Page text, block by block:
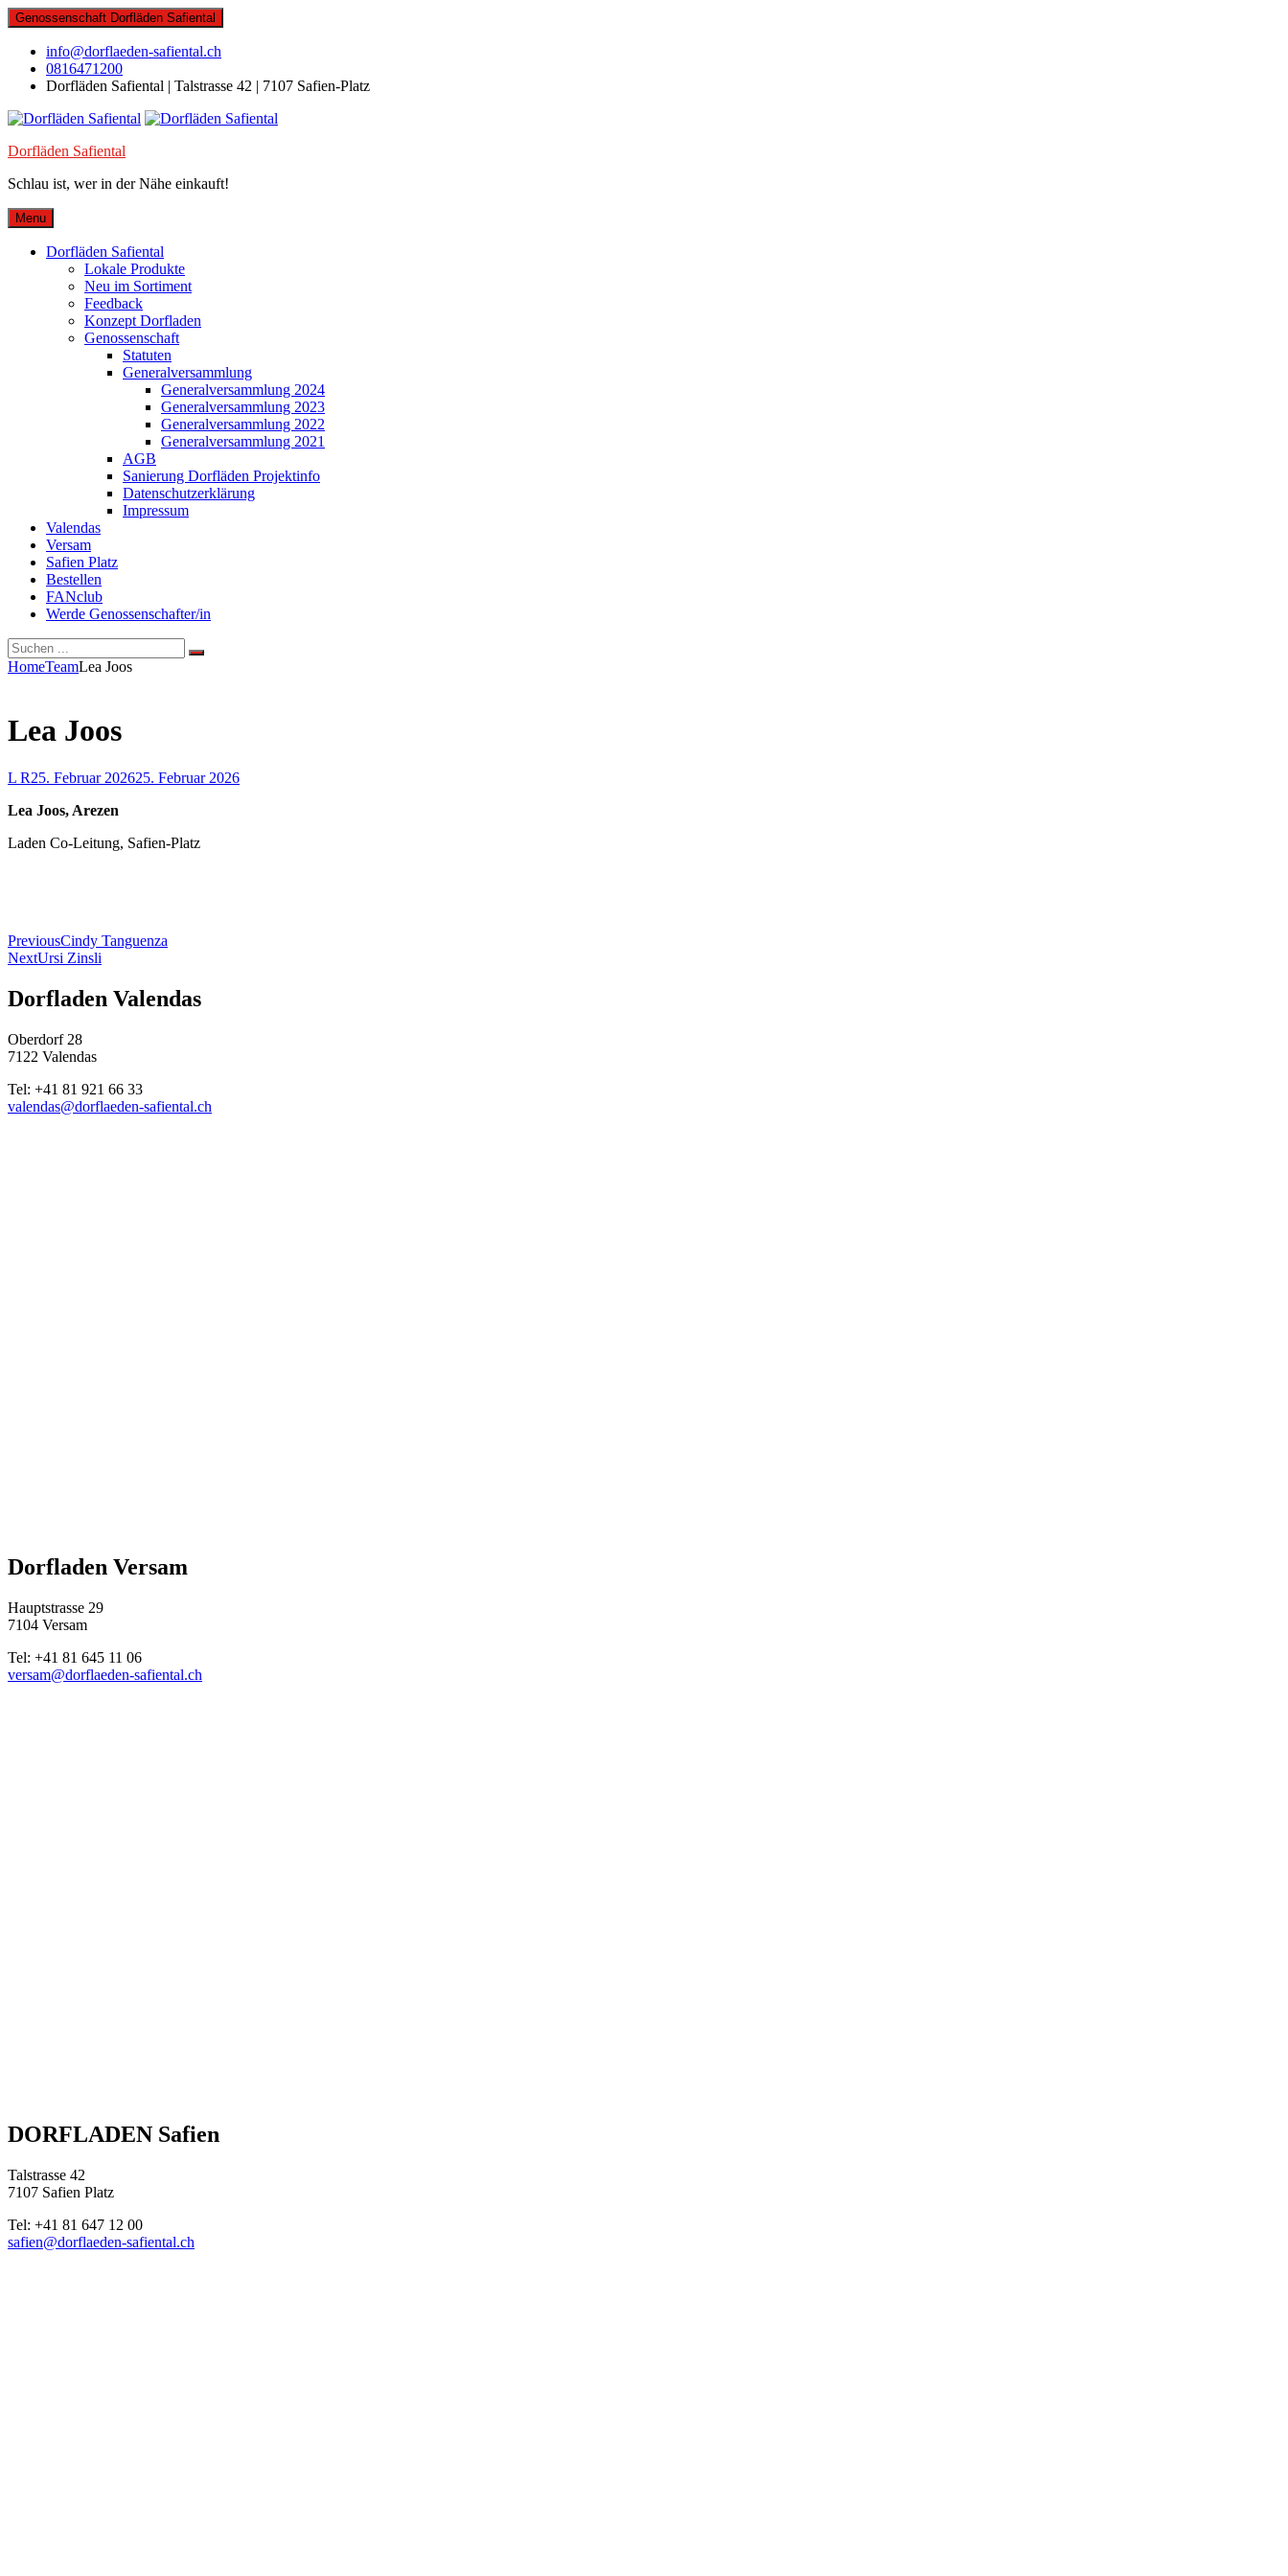
Skip
to
content
Genossenschaft Dorfläden Safiental
info@dorflaeden-safiental.ch
0816471200
Dorfläden Safiental | Talstrasse 42 | 7107 Safien-Platz
Dorfläden Safiental
Schlau ist, wer in der Nähe einkauft!
Menu
Dorfläden Safiental
Lokale Produkte
Neu im Sortiment
Feedback
Konzept Dorfladen
Genossenschaft
Statuten
Generalversammlung
Generalversammlung 2024
Generalversammlung 2023
Generalversammlung 2022
Generalversammlung 2021
AGB
Sanierung Dorfläden Projektinfo
Datenschutzerklärung
Impressum
Valendas
Versam
Safien Platz
Bestellen
FANclub
Werde Genossenschafter/in
Search
Search
Search
for:
Site
HomeTeamLea Joos
Lea Joos
By
L RPosted
25. Februar 202625. Februar 2026
Lea Joos, Arezen
Laden Co-Leitung, Safien-Platz
Beitragsnavigation
PreviousCindy Tanguenza
NextUrsi Zinsli
Dorfladen Valendas
Oberdorf 28
7122 Valendas
Tel: +41 81 921 66 33
valendas@dorflaeden-safiental.ch
Dorfladen Versam
Hauptstrasse 29
7104 Versam
Tel: +41 81 645 11 06
versam@dorflaeden-safiental.ch
DORFLADEN Safien
Talstrasse 42
7107 Safien Platz
Tel: +41 81 647 12 00
safien@dorflaeden-safiental.ch